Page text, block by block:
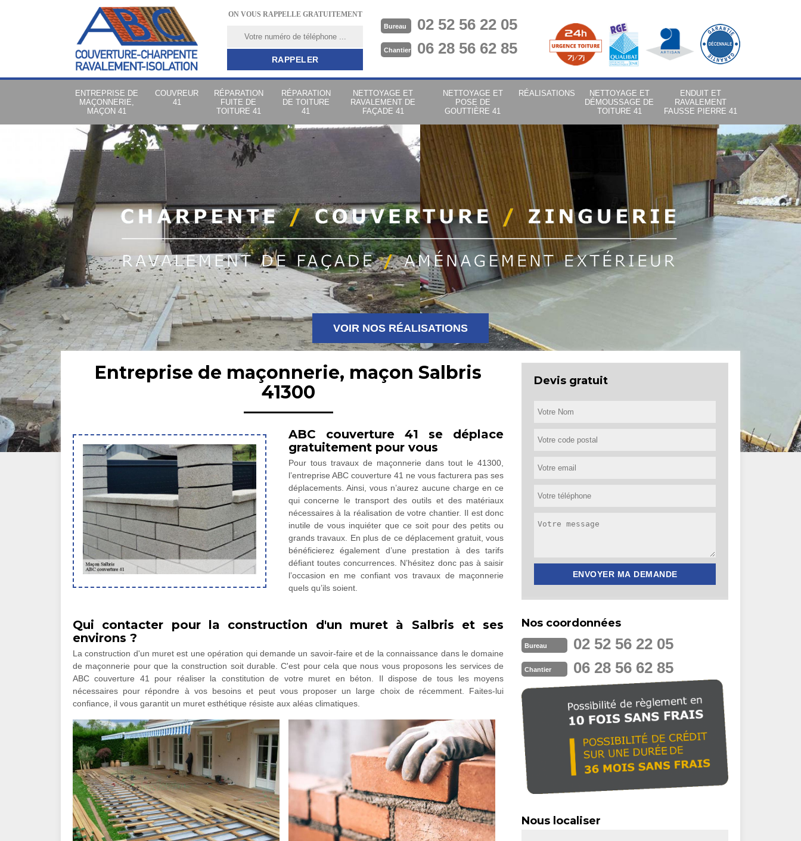
ON VOUS RAPPELLE GRATUITEMENT
Bureau 02 52 56 22 05
Chantier 06 28 56 62 85
ENTREPRISE DE
MAÇONNERIE,
MAÇON 41
COUVREUR
41
RÉPARATION
FUITE DE
TOITURE 41
RÉPARATION
DE TOITURE
41
NETTOYAGE ET
RAVALEMENT DE
FAÇADE 41
NETTOYAGE ET
POSE DE
GOUTTIÈRE 41
RÉALISATIONS
NETTOYAGE ET
DÉMOUSSAGE DE
TOITURE 41
ENDUIT ET
RAVALEMENT
FAUSSE PIERRE 41
VOIR NOS RÉALISATIONS
Entreprise de maçonnerie, maçon Salbris
41300
ABC couverture 41 se déplace
gratuitement pour vous
Pour tous travaux de maçonnerie dans tout le 41300,
l’entreprise ABC couverture 41 ne vous facturera pas ses
déplacements. Ainsi, vous n’aurez aucune charge en ce
qui concerne le transport des outils et des matériaux
nécessaires à la réalisation de votre chantier. Il est donc
inutile de vous inquiéter que ce soit pour des petits ou
grands travaux. En plus de ce déplacement gratuit, vous
bénéficierez également d’une prestation à des tarifs
défiant toutes concurrences. N’hésitez donc pas à saisir
l’occasion en me confiant vos travaux de maçonnerie
quels qu’ils soient.
Qui contacter pour la construction d'un muret à Salbris et ses
environs ?
La construction d'un muret est une opération qui demande un savoir-faire et de la connaissance dans le domaine
de maçonnerie pour que la construction soit durable. C'est pour cela que nous vous proposons les services de
ABC couverture 41 pour réaliser la constitution de votre muret en béton. Il dispose de tous les moyens
nécessaires pour répondre à vos besoins et peut vous proposer un large choix de récemment. Faites-lui
confiance, il vous garantit un muret esthétique résiste aux aléas climatiques.
Devis gratuit
Nos coordonnées
Bureau 02 52 56 22 05
Chantier 06 28 56 62 85
Nous localiser